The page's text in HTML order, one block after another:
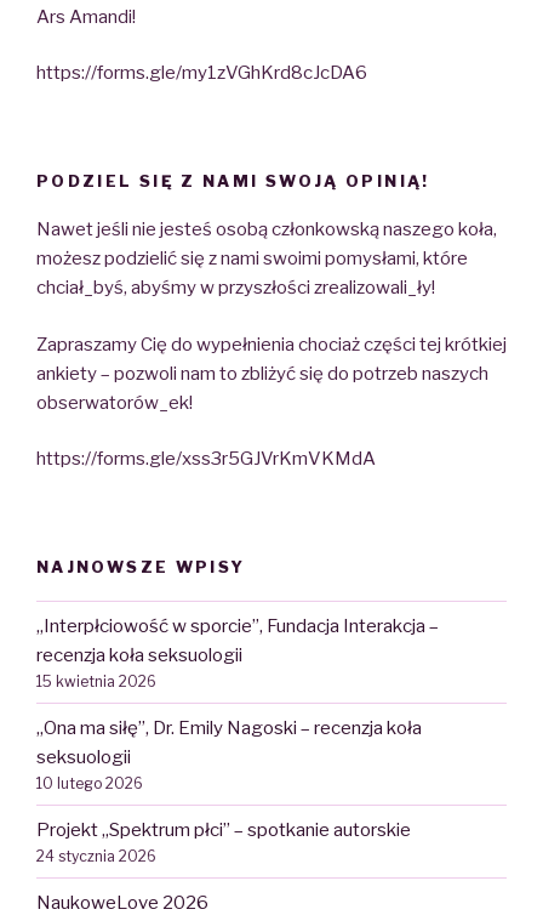
Ars Amandi!
https://forms.gle/my1zVGhKrd8cJcDA6
PODZIEL SIĘ Z NAMI SWOJĄ OPINIĄ!
Nawet jeśli nie jesteś osobą członkowską naszego koła,
możesz podzielić się z nami swoimi pomysłami, które
chciał_byś, abyśmy w przyszłości zrealizowali_ły!
Zapraszamy Cię do wypełnienia chociaż części tej krótkiej
ankiety – pozwoli nam to zbliżyć się do potrzeb naszych
obserwatorów_ek!
https://forms.gle/xss3r5GJVrKmVKMdA
NAJNOWSZE WPISY
„Interpłciowość w sporcie”, Fundacja Interakcja –
recenzja koła seksuologii
15 kwietnia 2026
„Ona ma siłę”, Dr. Emily Nagoski – recenzja koła
seksuologii
10 lutego 2026
Projekt „Spektrum płci” – spotkanie autorskie
24 stycznia 2026
NaukoweLove 2026